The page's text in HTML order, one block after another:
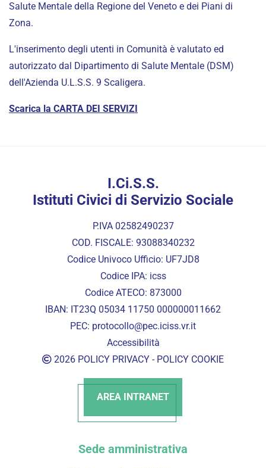
Salute Mentale della Regione del Veneto e dei Piani di
Zona.
L'inserimento degli utenti in Comunità è valutato ed
autorizzato dal Dipartimento di Salute Mentale (DSM)
dell'Azienda U.L.S.S. 9 Scaligera.
Scarica la CARTA DEI SERVIZI
I.Ci.S.S.
Istituti Civici di Servizio Sociale
P.IVA 02582490237
COD. FISCALE: 93088340232
Codice Univoco Ufficio: UF7JD8
Codice IPA: icss
Codice ATECO: 873000
IBAN: IT23Q 05034 11750 000000011662
PEC: protocollo@pec.iciss.vr.it
Accessibilità
2026 POLICY PRIVACY - POLICY COOKIE
AREA INTRANET
Sede amministrativa